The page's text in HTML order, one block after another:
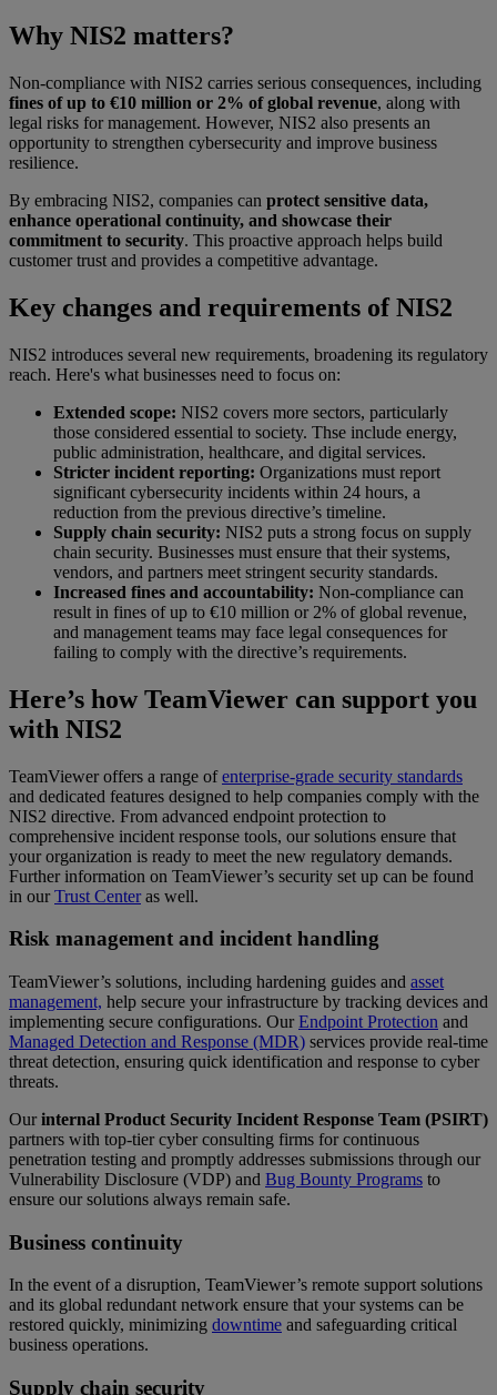
Why NIS2 matters?
Non-compliance with NIS2 carries serious consequences, including
fines of up to €10 million or 2% of global revenue, along with
legal risks for management. However, NIS2 also presents an
opportunity to strengthen cybersecurity and improve business
resilience.
By embracing NIS2, companies can protect sensitive data,
enhance operational continuity, and showcase their
commitment to security. This proactive approach helps build
customer trust and provides a competitive advantage.
Key changes and requirements of NIS2
NIS2 introduces several new requirements, broadening its regulatory
reach. Here's what businesses need to focus on:
Extended scope: NIS2 covers more sectors, particularly
those considered essential to society. Thse include energy,
public administration, healthcare, and digital services.
Stricter incident reporting: Organizations must report
significant cybersecurity incidents within 24 hours, a
reduction from the previous directive’s timeline.
Supply chain security: NIS2 puts a strong focus on supply
chain security. Businesses must ensure that their systems,
vendors, and partners meet stringent security standards.
Increased fines and accountability: Non-compliance can
result in fines of up to €10 million or 2% of global revenue,
and management teams may face legal consequences for
failing to comply with the directive’s requirements.
Here’s how TeamViewer can support you
with NIS2
TeamViewer offers a range ofenterprise-grade security standards
and dedicated features designed to help companies comply with the
NIS2 directive. From advanced endpoint protection to
comprehensive incident response tools, our solutions ensure that
your organization is ready to meet the new regulatory demands.
Further information on TeamViewer’s security set up can be found
in ourTrust Centeras well.
Risk management and incident handling
TeamViewer’s solutions, including hardening guides and asset
management, help secure your infrastructure by tracking devices and
implementing secure configurations. OurEndpoint Protection and
Managed Detection and Response (MDR) services provide real-time
threat detection, ensuring quick identification and response to cyber
threats.
Ourinternal Product Security Incident Response Team (PSIRT)
partners with top-tier cyber consulting firms for continuous
penetration testing and promptly addresses submissions through our
Vulnerability Disclosure (VDP) and Bug Bounty Programs to
ensure our solutions always remain safe.
Business continuity
In the event of a disruption, TeamViewer’s remote support solutions
and its global redundant network ensure that your systems can be
restored quickly, minimizing downtime and safeguarding critical
business operations.
Supply chain security